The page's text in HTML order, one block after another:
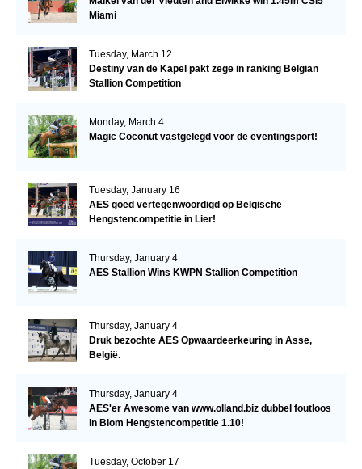
Miami
Tuesday, March 12
Destiny van de Kapel pakt zege in ranking Belgian
Stallion Competition
Monday, March 4
Magic Coconut vastgelegd voor de eventingsport!
Tuesday, January 16
AES goed vertegenwoordigd op Belgische
Hengstencompetitie in Lier!
Thursday, January 4
AES Stallion Wins KWPN Stallion Competition
Thursday, January 4
Druk bezochte AES Opwaardeerkeuring in Asse,
België.
Thursday, January 4
AES'er Awesome van www.olland.biz dubbel foutloos
in Blom Hengstencompetitie 1.10!
Tuesday, October 17